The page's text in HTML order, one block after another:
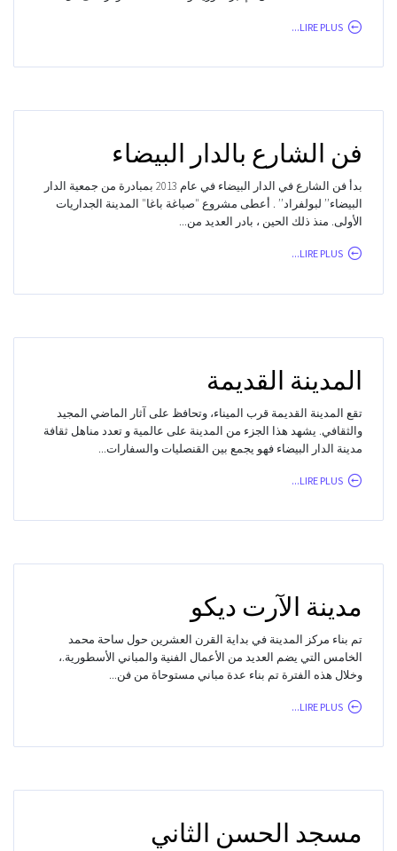
LIRE PLUS...
فن الشارع بالدار البيضاء
بدأ فن الشارع في الدار البيضاء في عام 2013 بمبادرة من جمعية الدار
البيضاء’’ لبولفراد’’ . أعطى مشروع "صباغة باغا" المدينة الجداريات
الأولى. منذ ذلك الحين ، بادر العديد من...
LIRE PLUS...
المدينة القديمة
تقع المدينة القديمة قرب الميناء، وتحافظ على آثار الماضي المجيد
والثقافي. يشهد هذا الجزء من المدينة على عالمية و تعدد مناهل ثقافة
مدينة الدار البيضاء فهو يجمع بين القنصليات والسفارات...
LIRE PLUS...
مدينة الآرت ديكو
تم بناء مركز المدينة في بداية القرن العشرين حول ساحة محمد
الخامس التي يضم العديد من الأعمال الفنية والمباني الأسطورية.،
وخلال هذه الفترة تم بناء عدة مباني مستوحاة من فن...
LIRE PLUS...
مسجد الحسن الثاني